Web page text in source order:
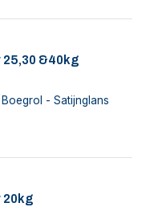
25,30 &40kg
- Satijnglans
20kg